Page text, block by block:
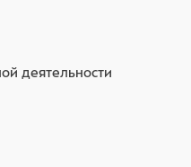
деятельности